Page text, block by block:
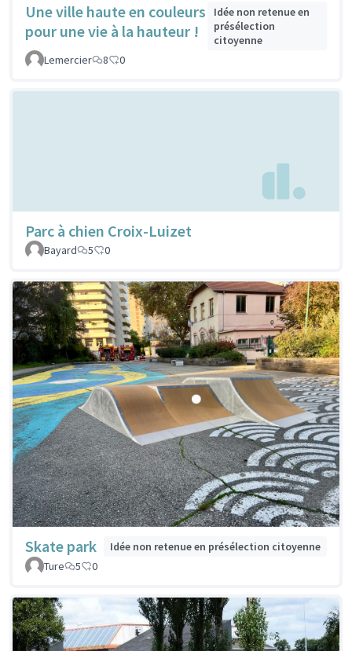
Une ville haute en couleurs
pour une vie à la hauteur !
Idée non retenue en
présélection
citoyenne
Lemercier
8 0
Parc à chien Croix-Luizet
Bayard 5 0
Skate park
Idée non retenue en présélection citoyenne
Ture
5 0